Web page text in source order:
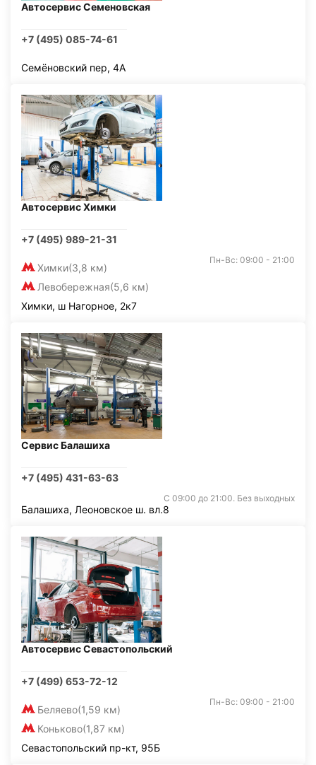
Автосервис Семеновская
+7 (495) 085-74-61
Семёновский пер, 4А
Автосервис Химки
+7 (495) 989-21-31
Химки(3,8 км)
Левобережная(5,6 км)
Пн-Вс: 09:00 - 21:00
Химки, ш Нагорное, 2к7
Сервис Балашиха
+7 (495) 431-63-63
С 09:00 до 21:00. Без выходных
Балашиха, Леоновское ш. вл.8
Автосервис Севастопольский
+7 (499) 653-72-12
Беляево(1,59 км)
Коньково(1,87 км)
Пн-Вс: 09:00 - 21:00
Севастопольский пр-кт, 95Б